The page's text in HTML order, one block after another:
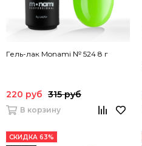
Гель-лак Monami № 524 8 г
220 руб 315 руб
В корзину
СКИДКА 63%